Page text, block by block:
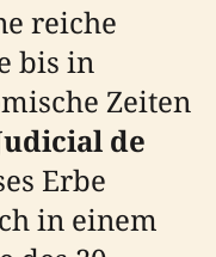
reiche
bis in
Zeiten
de
Erbe
in einem